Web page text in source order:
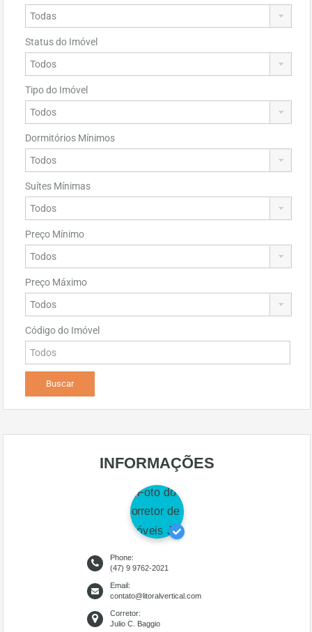
Status do Imóvel
Tipo do Imóvel
Dormitórios Mínimos
Suítes Mínimas
Preço Mínimo
Preço Máximo
Código do Imóvel
INFORMAÇÕES
Phone:
(47) 9 9762-2021
Email:
contato@litoralvertical.com
Corretor:
Julio C. Baggio